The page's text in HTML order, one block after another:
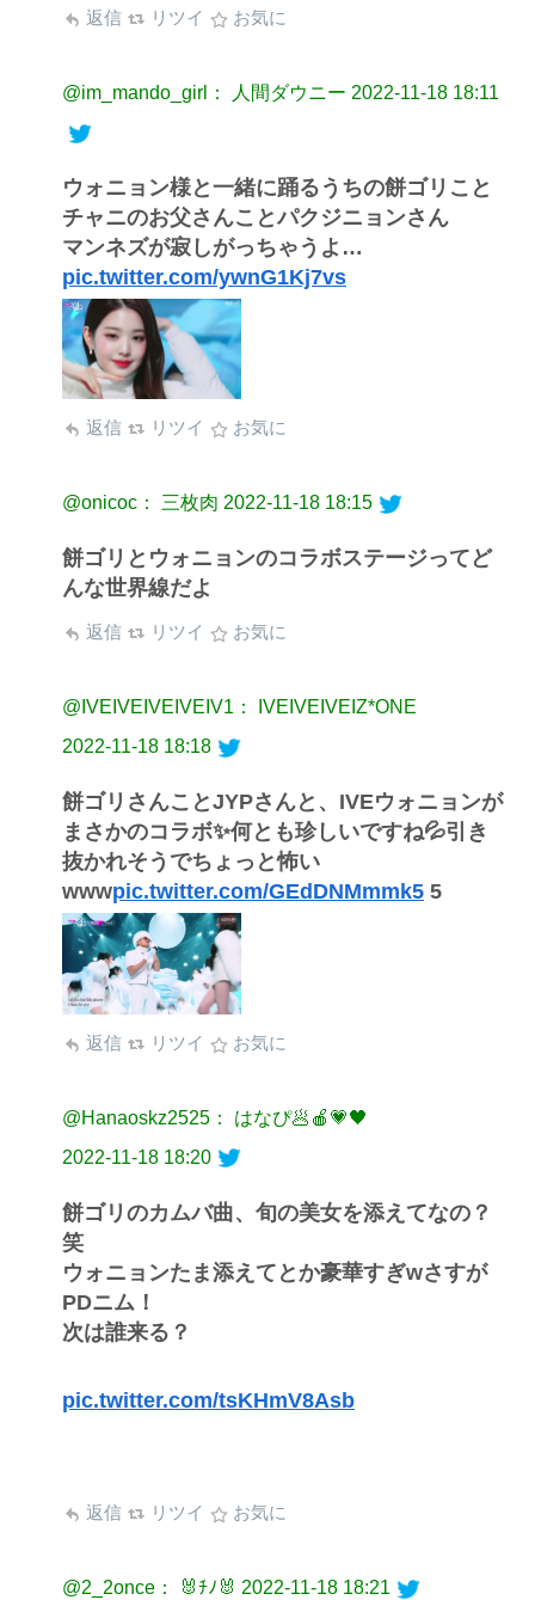
返信 リツイ お気に
@im_mando_girl： 人間ダウニー 2022-11-18 18:11
ウォニョン様と一緒に踊るうちの餅ゴリこと
チャニのお父さんことパクジニョンさん
マンネズが寂しがっちゃうよ…
pic.twitter.com/ywnG1Kj7vs
返信 リツイ お気に
@onicoc： 三枚肉 2022-11-18 18:15
餅ゴリとウォニョンのコラボステージってど
んな世界線だよ
返信 リツイ お気に
@IVEIVEIVEIVEIV1： IVEIVEIVEIZ*ONE
2022-11-18 18:18
餅ゴリさんことJYPさんと、IVEウォニョンが
まさかのコラボ✨何とも珍しいですね💦引き
抜かれそうでちょっと怖い
wwwpic.twitter.com/GEdDNMmmk5 5
返信 リツイ お気に
@Hanaoskz2525： はなぴ🥟🍎💗🖤
2022-11-18 18:20
餅ゴリのカムバ曲、旬の美女を添えてなの？
笑
ウォニョンたま添えてとか豪華すぎwさすが
PDニム！
次は誰来る？
pic.twitter.com/tsKHmV8Asb
返信 リツイ お気に
@2_2once： 🐰ﾁﾉ🐰 2022-11-18 18:21